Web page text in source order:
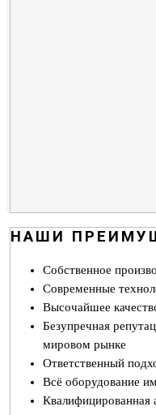
НАШИ
Собственное
Современные
Высочайшее
Безупречная
мировом рынке
Ответственный
Всё оборудование
Квалифицированная